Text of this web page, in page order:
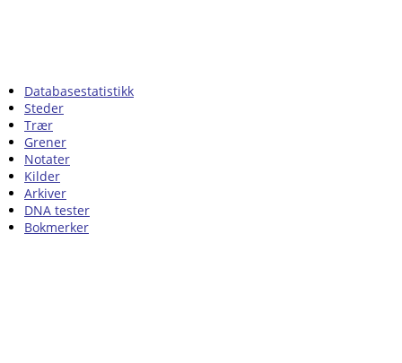
Databasestatistikk
Steder
Trær
Grener
Notater
Kilder
Arkiver
DNA tester
Bokmerker